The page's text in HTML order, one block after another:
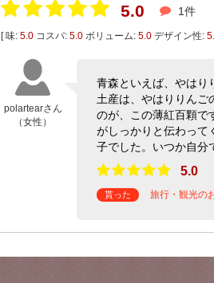
5.0 1件
[ 味: 5.0 コスパ: 5.0 ボリューム: 5.0 デザイン性:
polartearさん
（女性）
青森といえば、やはり
土産は、やはりりんご
のが、この薄紅百顆で
がしっかりと伝わって
子でした。いつか自分
5.0
貰った 旅行・観光の